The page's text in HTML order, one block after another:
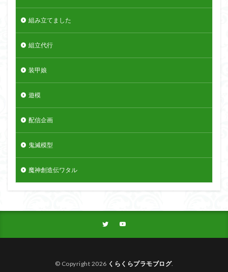
組み立てました
組立代行
装甲娘
遊模
配信企画
鬼滅模型
魔神創造伝ワタル
© Copyright 2026 くらくらプラモブログ.